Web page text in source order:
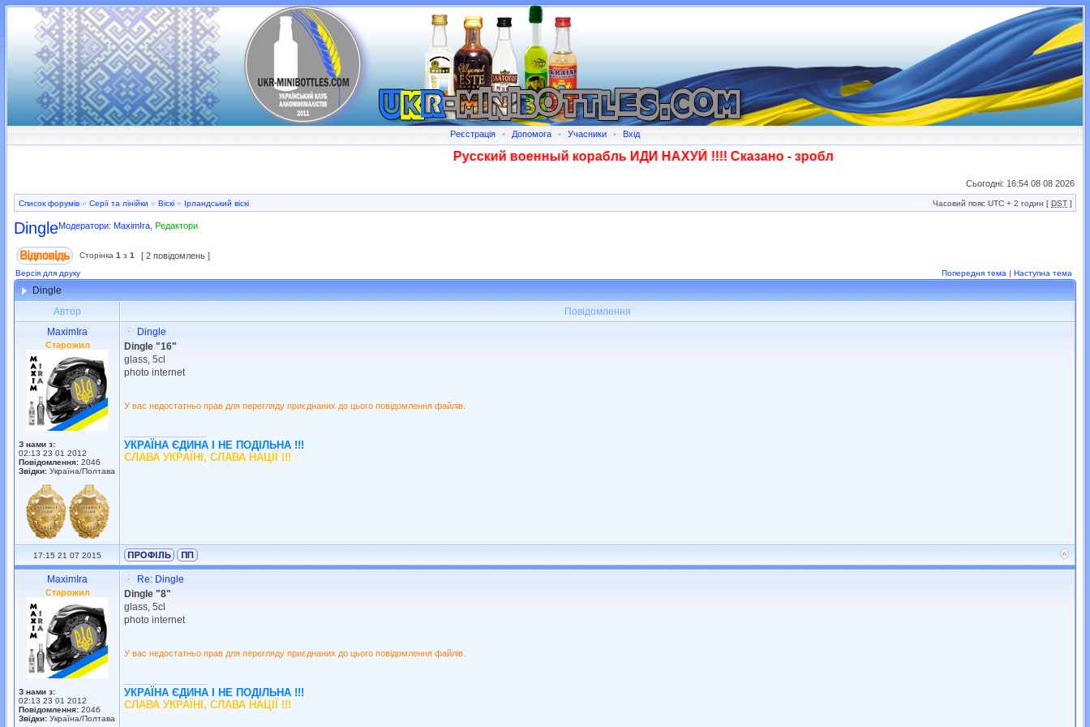
Реєстрація • Допомога • Учасники • Вхід
Русский военный корабль ИДИ НАХУЙ !!!! Сказано - зроблено! Слава ЗСУ!!!
Сьогодні: 16:54 08 08 2026
Список форумів » Серії та лінійки » Віскі » Ірландський віскі Часовий пояс UTC + 2 годин [ DST ]
DingleМодератори: MaximIra Редактори
Сторінка 1 з 1 [ 2 повідомлень ]
Версія для друку Попередня тема | Наступна тема
Dingle
Автор
Повідомлення
MaximIra
Старожил
З нами з:
02:13 23 01 2012
Повідомлення: 2046
Звідки: Україна/Полтава
Dingle
Dingle "16"
glass, 5cl
photo internet
У вас недостатньо прав для перегляду приєднаних до цього повідомлення файлів.
УКРАЇНА ЄДИНА І НЕ ПОДІЛЬНА !!!
СЛАВА УКРАЇНІ, СЛАВА НАЦІЇ !!!
17:15 21 07 2015
MaximIra
Старожил
З нами з:
02:13 23 01 2012
Повідомлення: 2046
Звідки: Україна/Полтава
Re: Dingle
Dingle "8"
glass, 5cl
photo internet
У вас недостатньо прав для перегляду приєднаних до цього повідомлення файлів.
УКРАЇНА ЄДИНА І НЕ ПОДІЛЬНА !!!
СЛАВА УКРАЇНІ, СЛАВА НАЦІЇ !!!